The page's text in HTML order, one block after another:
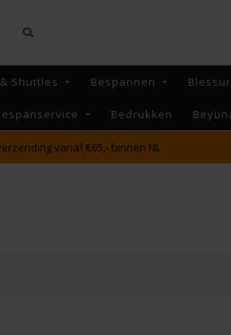
Shuttles Bespannen
Bedrukken
vanaf €65,- binnen NL